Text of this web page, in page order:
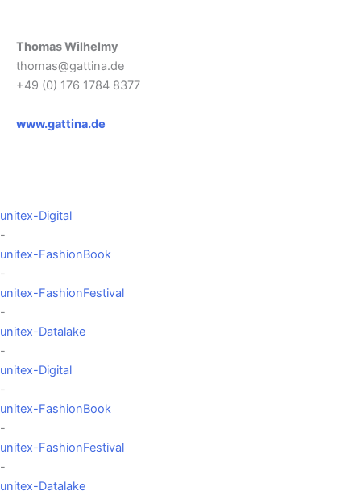
Thomas Wilhelmy
thomas@gattina.de
+49 (0) 176 1784 8377
www.gattina.de
unitex-Digital
-
unitex-FashionBook
-
unitex-FashionFestival
-
unitex-Datalake
-
unitex-Digital
-
unitex-FashionBook
-
unitex-FashionFestival
-
unitex-Datalake